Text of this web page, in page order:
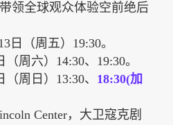
领全球观众体验空前绝后
（周五）19:30。
六）14:30、19:30。
日）13:30、 18:30(加
Center，大卫寇克剧